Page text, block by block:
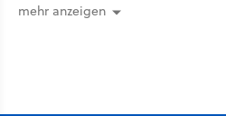
mehr anzeigen